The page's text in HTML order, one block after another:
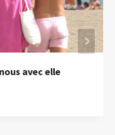
avec elle